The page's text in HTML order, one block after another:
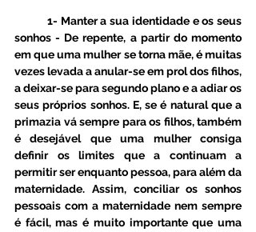
sonhos - De repente, a partir do momento
em que uma mulher se torna mãe, é muitas
vezes levada a anular-se em prol dos filhos,
a deixar-se para segundo plano e a adiar os
seus próprios sonhos. E, se é natural que a
primazia vá sempre para os filhos, também
é desejável que uma mulher consiga
definir os limites que a continuam a
permitir ser enquanto pessoa, para além da
maternidade. Assim, conciliar os sonhos
pessoais com a maternidade nem sempre
é fácil, mas é muito importante que uma